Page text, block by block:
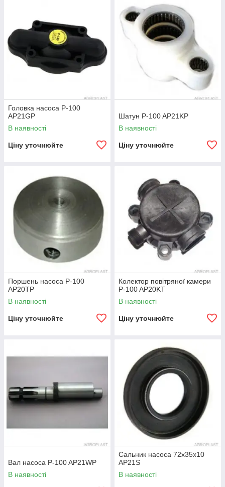
Головка насоса P-100
AP21GP
В наявності
Ціну уточнюйте
Шатун P-100 AP21KP
В наявності
Ціну уточнюйте
Поршень насоса P-100
AP20TP
В наявності
Ціну уточнюйте
Колектор повітряної камери
P-100 AP20KT
В наявності
Ціну уточнюйте
Вал насоса P-100 AP21WP
В наявності
Сальник насоса 72x35x10
AP21S
В наявності